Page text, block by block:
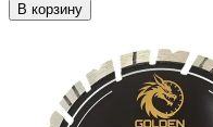
В корзину